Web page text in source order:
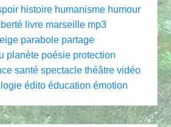
histoire humanisme humour
livre marseille mp3
parabole partage
planète poésie protection
santé spectacle théâtre vidéo
édito éducation émotion